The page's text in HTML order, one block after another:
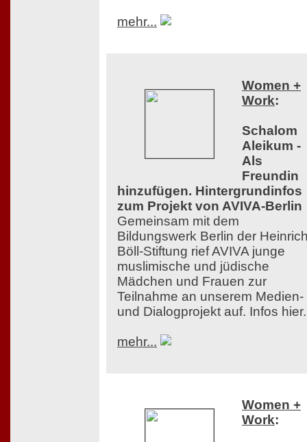
mehr...
Women +
Work:
Schalom
Aleikum -
Als
Freundin
hinzufügen. Hintergrundinfos
zum Projekt von AVIVA-Berlin
Gemeinsam mit dem
Bildungswerk Berlin der
Böll-Stiftung rief AVIVA junge
muslimische und jüdische
Mädchen und Frauen zur
Teilnahme an unserem Medien-
und Dialogprojekt auf. Infos
mehr...
Women +
Work: